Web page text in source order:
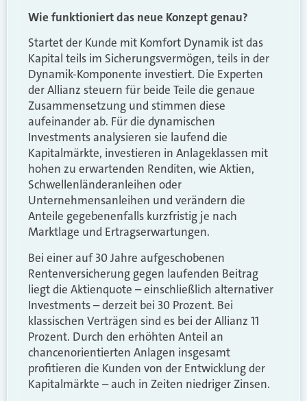
Wie funktioniert das neue Konzept genau?
Startet der Kunde mit Komfort Dynamik ist das
Kapital teils im Sicherungsvermögen, teils in der
Dynamik-Komponente investiert. Die Experten
der Allianz steuern für beide Teile die genaue
Zusammensetzung und stimmen diese
aufeinander ab. Für die dynamischen
Investments analysieren sie laufend die
Kapitalmärkte, investieren in Anlageklassen mit
hohen zu erwartenden Renditen, wie Aktien,
Schwellenländeranleihen oder
Unternehmensanleihen und verändern die
Anteile gegebenenfalls kurzfristig je nach
Marktlage und Ertragserwartungen.
Bei einer auf 30 Jahre aufgeschobenen
Rentenversicherung gegen laufenden Beitrag
liegt die Aktienquote – einschließlich alternativer
Investments – derzeit bei 30 Prozent. Bei
klassischen Verträgen sind es bei der Allianz 11
Prozent. Durch den erhöhten Anteil an
chancenorientierten Anlagen insgesamt
profitieren die Kunden von der Entwicklung der
Kapitalmärkte – auch in Zeiten niedriger Zinsen.